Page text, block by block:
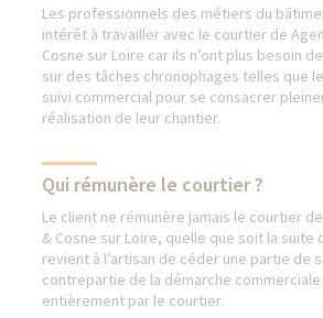
Les professionnels des métiers du
intérêt à travailler avec le courtier de
Cosne sur Loire car ils n’ont plus besoin
sur des tâches chronophages telles que
suivi commercial pour se consacrer
réalisation de leur chantier.
Qui rémunère le courtier ?
Le client ne rémunère jamais le courtier
& Cosne sur Loire, quelle que soit la suite
revient à l’artisan de céder une partie de
contrepartie de la démarche
entièrement par le courtier.